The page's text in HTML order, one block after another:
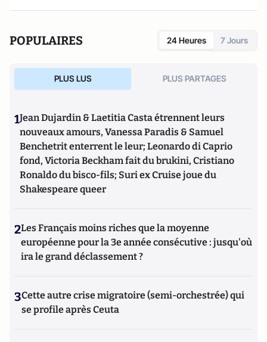
(2020). Il a publié en 2022
Les raisons de la défiance
aux
vraie victoire du RNaux Presses de Sciences Po. En 2024, il a
Les racines sociales de la violence politiqueaux
POPULAIRES 24 Heures 7 Jours
PLUS LUS PLUS PARTAGES
1Jean Dujardin & Laetitia Casta étrennent leurs
nouveaux amours, Vanessa Paradis & Samuel
Benchetrit enterrent le leur; Leonardo di Caprio
fond, Victoria Beckham fait du brukini, Cristiano
Ronaldo du bisco-fils; Suri ex Cruise joue du
Shakespeare queer
2Les Français moins riches que la moyenne
européenne pour la 3e année consécutive : jusqu'où
ira le grand déclassement ?
3Cette autre crise migratoire (semi-orchestrée) qui
se profile après Ceuta